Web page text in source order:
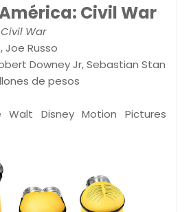
Civil War
War
Joe Russo
Downey Jr, Sebastian Stan
de pesos
Walt Disney Motion Pictures